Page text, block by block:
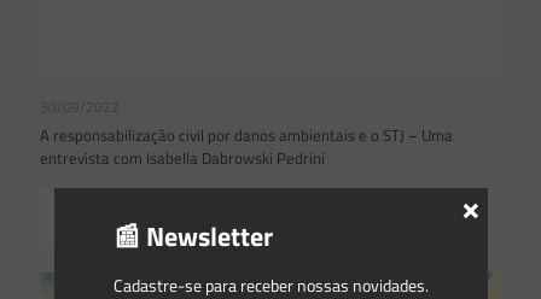
30/09/2022
A responsabilização civil por danos ambientais e o STJ – Uma
entrevista com Isabella Dabrowski Pedrini
Read more
📰 Newsletter
Cadastre-se para receber nossas novidades.
×